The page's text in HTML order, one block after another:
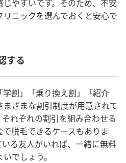
やすいです。そのため、不安
ニックを選んでおくと安心で
する
割」「乗り換え割」「紹介
ざまな割引制度が用意されて
れぞれの割引を組み合わせる
脱毛できるケースもありま
る友人がいれば、一緒に無料
でしょう。